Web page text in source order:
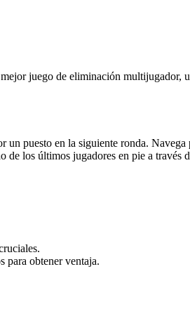
juego de eliminación multijugador,
un puesto en la siguiente ronda.
de los últimos jugadores en pie a través
para obtener ventaja.